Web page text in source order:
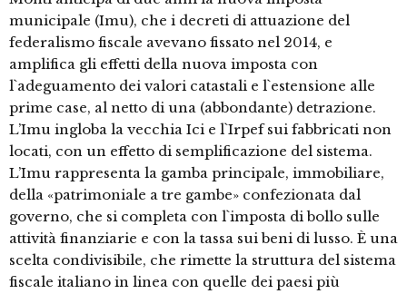
municipale (Imu), che i decreti di attuazione del
federalismo fiscale avevano fissato nel 2014, e
amplifica gli effetti della nuova imposta con
l`adeguamento dei valori catastali e l`estensione alle
prime case, al netto di una (abbondante) detrazione.
L’Imu ingloba la vecchia Ici e l`Irpef sui fabbricati non
locati, con un effetto di semplificazione del sistema.
L’Imu rappresenta la gamba principale, immobiliare,
della «patrimoniale a tre gambe» confezionata dal
governo, che si completa con l`imposta di bollo sulle
attività finanziarie e con la tassa sui beni di lusso. È una
scelta condivisibile, che rimette la struttura del sistema
fiscale italiano in linea con quelle dei paesi più